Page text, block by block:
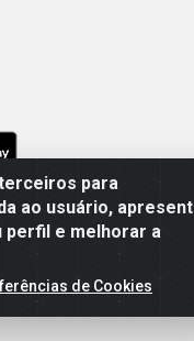
para
ao usuário,
perfil e melhorar a
de Cookies
- Av. Durval de Góes